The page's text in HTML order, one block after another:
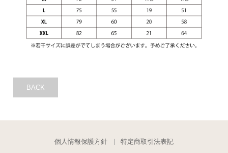
BACK
個人情報保護方針 特定商取引法表記